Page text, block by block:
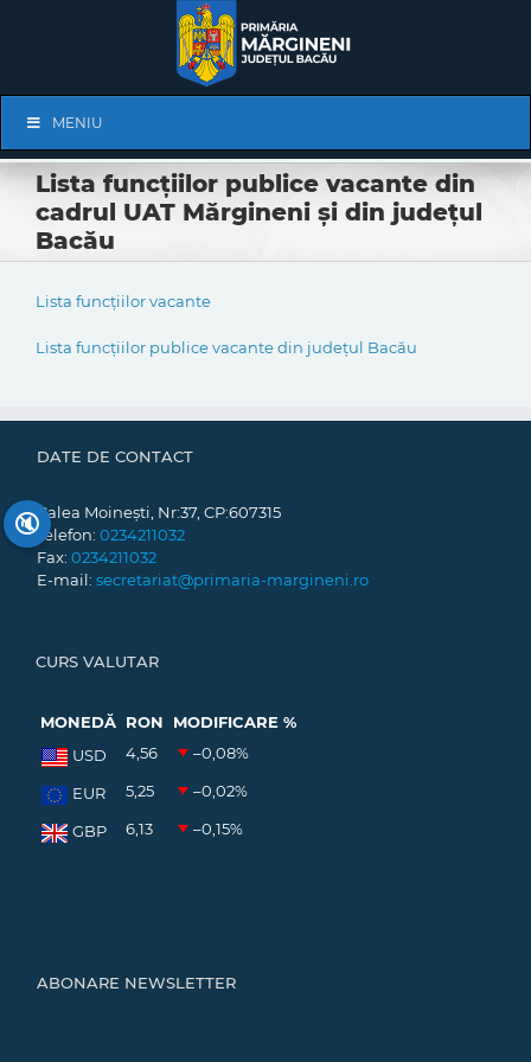
Navigation
MENIU
Lista funcțiilor publice vacante din
cadrul UAT Mărgineni și din județul
Bacău
Lista funcțiilor vacante
Lista funcțiilor publice vacante din județul Bacău
DATE DE CONTACT
Calea Moinești, Nr:37, CP:607315
Telefon: 0234211032
Fax: 0234211032
E-mail: secretariat@primaria-margineni.ro
CURS VALUTAR
MONEDĂ RON
MODIFICARE %
USD
4,56 –0,08%
EUR 5,25 –0,02%
GBP 6,13 –0,15%
ABONARE NEWSLETTER
🔇